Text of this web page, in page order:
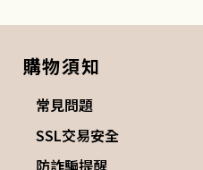
購物須知
常見問題
SSL交易安全
防詐騙提醒